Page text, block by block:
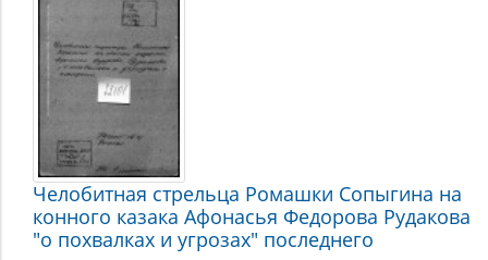
Челобитная стрельца Ромашки Сопыгина на
конного казака Афонасья Федорова Рудакова
"о похвалках и угрозах" последнего